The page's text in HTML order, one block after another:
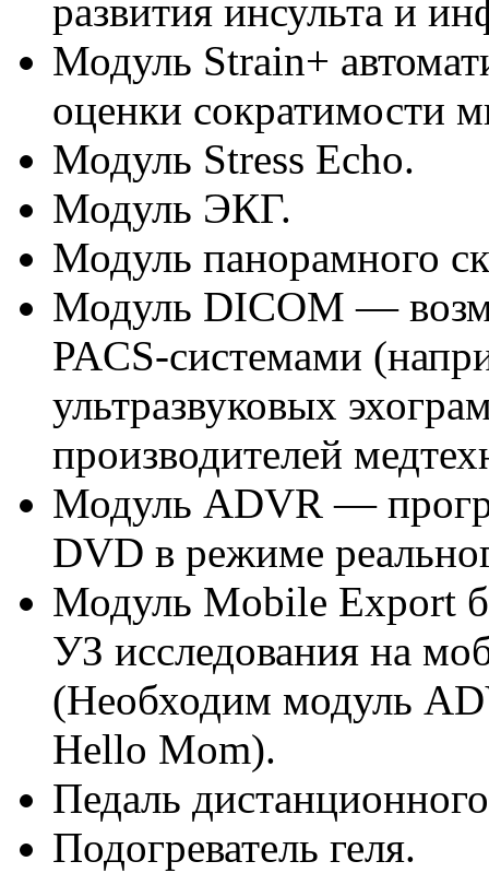
развития инсульта и
Модуль Strain+
оценки сократимости
Модуль Stress Echo.
Модуль ЭКГ.
Модуль панорамного
Модуль DICOM —
PACS-системами
ультразвуковых
производителей
Модуль ADVR —
DVD в режиме
Модуль Mobile Export
УЗ исследования на
(Необходим модуль
Hello Mom).
Педаль
Подогреватель геля.